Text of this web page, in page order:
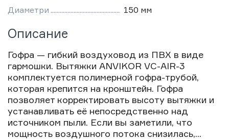
Диаметри
150 мм
Описание
Гофра — гибкий воздуховод из ПВХ в виде
гармошки. Вытяжки ANVIKOR VC-AIR-3
комплектуется полимерной гофра-трубой,
которая крепится на кронштейн. Гофра
позволяет корректировать высоту вытяжки и
устанавливать её непосредственно над
источником пыли. Если вы заметили, что
мощность воздушного потока снизилась,...